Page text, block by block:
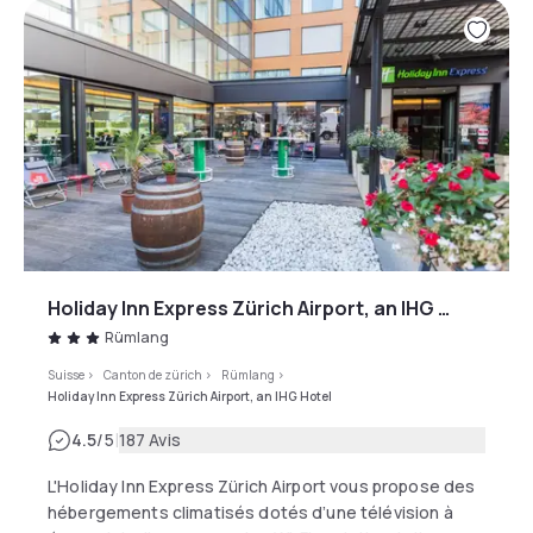
Holiday Inn Express Zürich Airport, an IHG Hotel
Rümlang
Suisse > Canton de zürich > Rümlang >
Holiday Inn Express Zürich Airport, an IHG Hotel
4.5/5|187 Avis
L'Holiday Inn Express Zürich Airport vous propose des
hébergements climatisés dotés d’une télévision à